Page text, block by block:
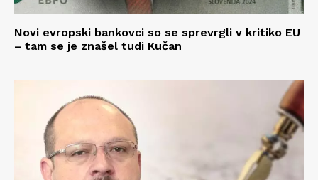
Novi evropski bankovci so se sprevrgli v kritiko EU
– tam se je znašel tudi Kučan